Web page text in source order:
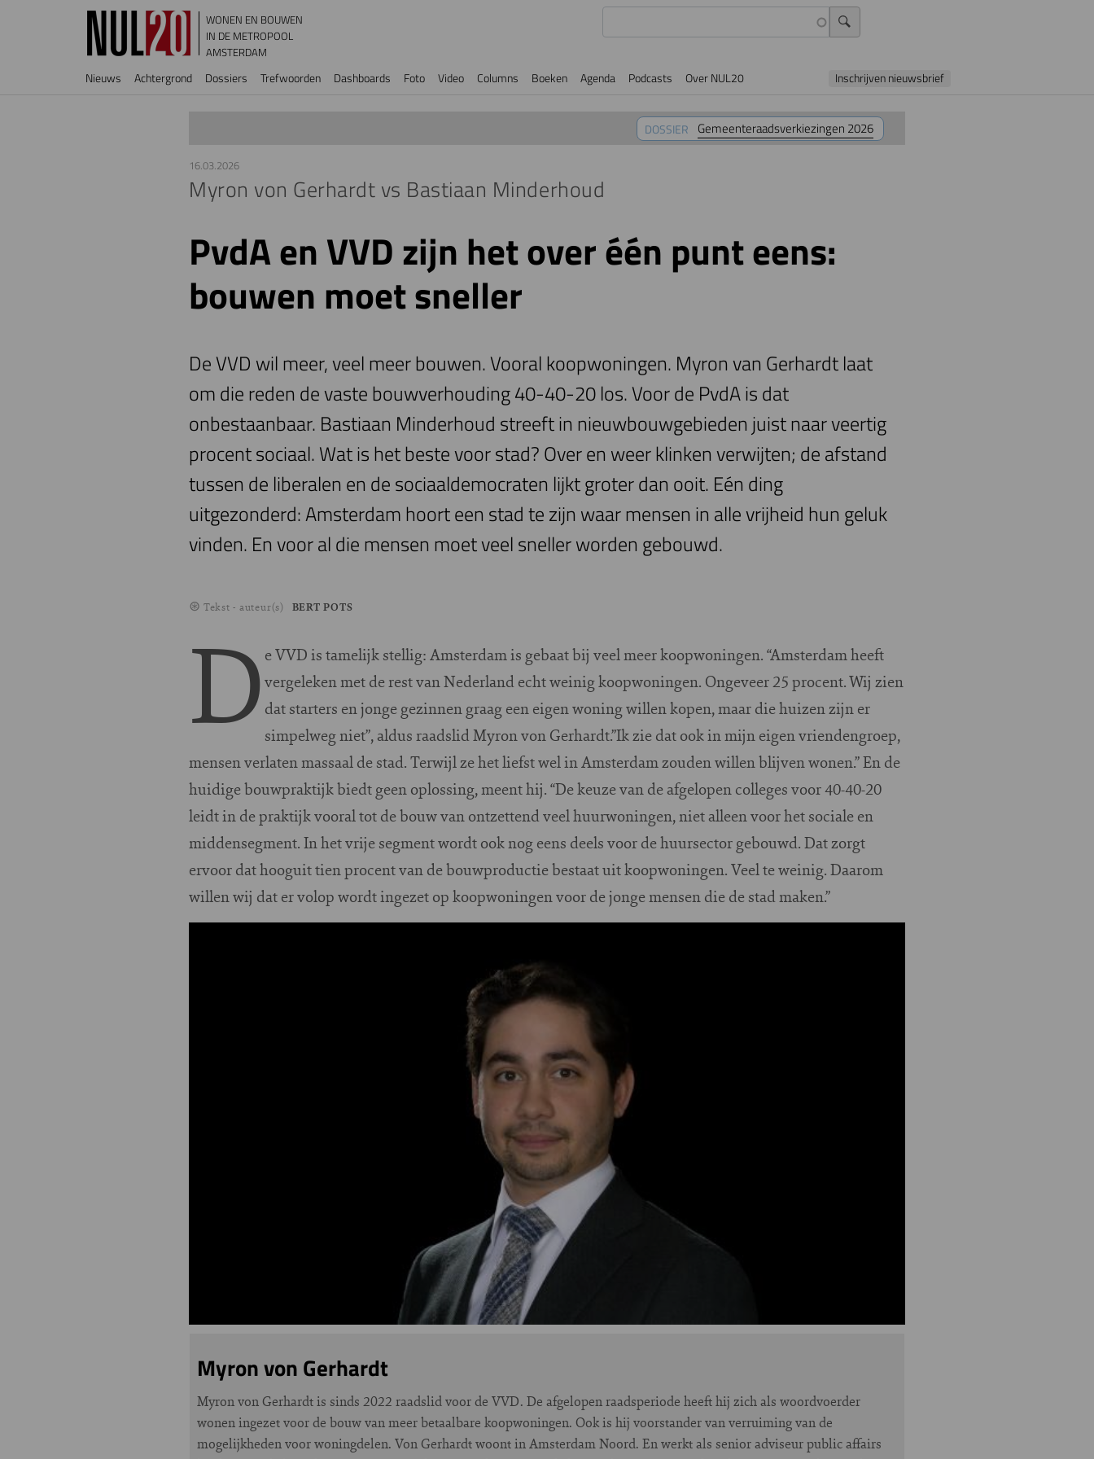
Overslaan en naar de inhoud gaan
WONEN EN BOUWEN
IN DE METROPOOL
AMSTERDAM
Hoofdnavigatie
Nieuws Achtergrond Dossiers Trefwoorden Dashboards Foto Video Columns Boeken Agenda Podcasts Over NUL20 Inschrijven nieuwsbrief
DOSSIER Gemeenteraadsverkiezingen 2026
16.03.2026
Myron von Gerhardt vs Bastiaan Minderhoud
PvdA en VVD zijn het over één punt eens:
bouwen moet sneller
De VVD wil meer, veel meer bouwen. Vooral koopwoningen. Myron van Gerhardt laat
om die reden de vaste bouwverhouding 40-40-20 los. Voor de PvdA is dat
onbestaanbaar. Bastiaan Minderhoud streeft in nieuwbouwgebieden juist naar veertig
procent sociaal. Wat is het beste voor stad? Over en weer klinken verwijten; de afstand
tussen de liberalen en de sociaaldemocraten lijkt groter dan ooit. Eén ding
uitgezonderd: Amsterdam hoort een stad te zijn waar mensen in alle vrijheid hun geluk
vinden. En voor al die mensen moet veel sneller worden gebouwd.
Tekst - auteur(s) BERT POTS
D e VVD is tamelijk stellig: Amsterdam is gebaat bij veel meer koopwoningen. “Amsterdam heeft
vergeleken met de rest van Nederland echt weinig koopwoningen. Ongeveer 25 procent. Wij zien
dat starters en jonge gezinnen graag een eigen woning willen kopen, maar die huizen zijn er
simpelweg niet”, aldus raadslid Myron von Gerhardt.”Ik zie dat ook in mijn eigen vriendengroep,
mensen verlaten massaal de stad. Terwijl ze het liefst wel in Amsterdam zouden willen blijven wonen.” En de
huidige bouwpraktijk biedt geen oplossing, meent hij. “De keuze van de afgelopen colleges voor 40-40-20
leidt in de praktijk vooral tot de bouw van ontzettend veel huurwoningen, niet alleen voor het sociale en
middensegment. In het vrije segment wordt ook nog eens deels voor de huursector gebouwd. Dat zorgt
ervoor dat hooguit tien procent van de bouwproductie bestaat uit koopwoningen. Veel te weinig. Daarom
willen wij dat er volop wordt ingezet op koopwoningen voor de jonge mensen die de stad maken.”
Myron von Gerhardt
Myron von Gerhardt is sinds 2022 raadslid voor de VVD. De afgelopen raadsperiode heeft hij zich als woordvoerder
wonen ingezet voor de bouw van meer betaalbare koopwoningen. Ook is hij voorstander van verruiming van de
mogelijkheden voor woningdelen. Von Gerhardt woont in Amsterdam Noord. En werkt als senior adviseur public affairs